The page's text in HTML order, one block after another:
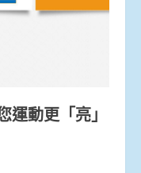
動更「亮」